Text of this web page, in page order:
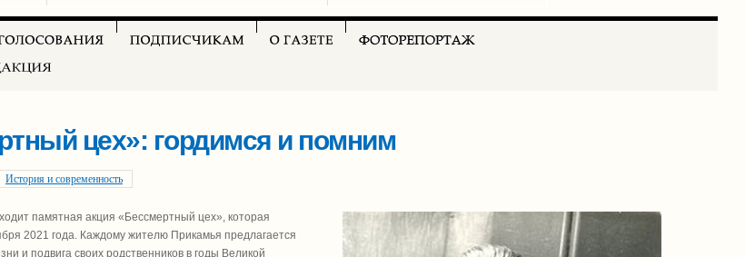
цех»: гордимся и помним
История и современность
памятная акция «Бессмертный цех», которая
2021 года. Каждому жителю Прикамья предлагается
и подвига своих родственников в годы Великой